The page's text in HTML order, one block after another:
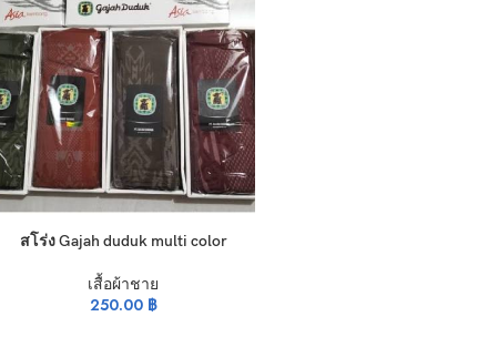
ADD TO CART
สโร่ง Gajah duduk multi color
เสื้อผ้าชาย
250.00 ฿